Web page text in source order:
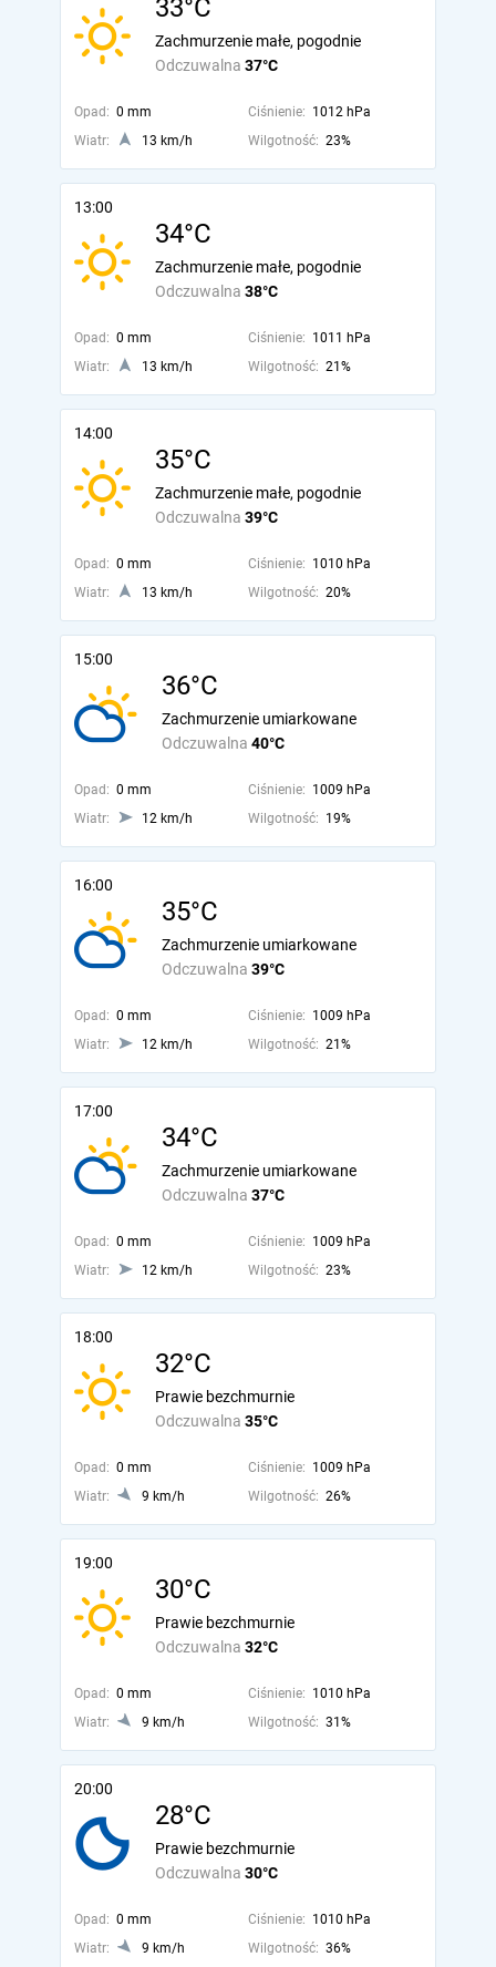
33°C
Odczuwalna 37°C
Zachmurzenie małe, pogodnie
Opad: 0 mm Ciśnienie: 1012 hPa
Wiatr:
13 km/h Wilgotność: 23%
13:00
34°C
Odczuwalna 38°C
Zachmurzenie małe, pogodnie
Opad: 0 mm Ciśnienie: 1011 hPa
Wiatr:
13 km/h Wilgotność: 21%
14:00
35°C
Odczuwalna 39°C
Zachmurzenie małe, pogodnie
Opad: 0 mm Ciśnienie: 1010 hPa
Wiatr:
13 km/h Wilgotność: 20%
15:00
36°C
Odczuwalna 40°C
Zachmurzenie umiarkowane
Opad: 0 mm Ciśnienie: 1009 hPa
Wiatr:
12 km/h Wilgotność: 19%
16:00
35°C
Odczuwalna 39°C
Zachmurzenie umiarkowane
Opad: 0 mm Ciśnienie: 1009 hPa
Wiatr:
12 km/h Wilgotność: 21%
17:00
34°C
Odczuwalna 37°C
Zachmurzenie umiarkowane
Opad: 0 mm Ciśnienie: 1009 hPa
Wiatr:
12 km/h Wilgotność: 23%
18:00
32°C
Odczuwalna 35°C
Prawie bezchmurnie
Opad: 0 mm Ciśnienie: 1009 hPa
Wiatr:
9 km/h Wilgotność: 26%
19:00
30°C
Odczuwalna 32°C
Prawie bezchmurnie
Opad: 0 mm Ciśnienie: 1010 hPa
Wiatr:
9 km/h Wilgotność: 31%
20:00
28°C
Odczuwalna 30°C
Prawie bezchmurnie
Opad: 0 mm Ciśnienie: 1010 hPa
Wiatr:
9 km/h Wilgotność: 36%